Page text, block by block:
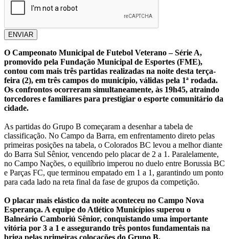
ENVIAR
O Campeonato Municipal de Futebol Veterano – Série A,
promovido pela Fundação Municipal de Esportes (FME),
contou com mais três partidas realizadas na noite desta terça-
feira (2), em três campos do município, válidas pela 1ª rodada.
Os confrontos ocorreram simultaneamente, às 19h45, atraindo
torcedores e familiares para prestigiar o esporte comunitário da
cidade.
As partidas do Grupo B começaram a desenhar a tabela de
classificação. No Campo da Barra, em enfrentamento direto pelas
primeiras posições na tabela, o Colorados BC levou a melhor diante
do Barra Sul Sênior, vencendo pelo placar de 2 a 1. Paralelamente,
no Campo Nações, o equilíbrio imperou no duelo entre Borussia BC
e Parças FC, que terminou empatado em 1 a 1, garantindo um ponto
para cada lado na reta final da fase de grupos da competição.
O placar mais elástico da noite aconteceu no Campo Nova
Esperança. A equipe do Atlético Municípios superou o
Balneário Camboriú Sênior, conquistando uma importante
vitória por 3 a 1 e assegurando três pontos fundamentais na
briga pelas primeiras colocações do Grupo B.